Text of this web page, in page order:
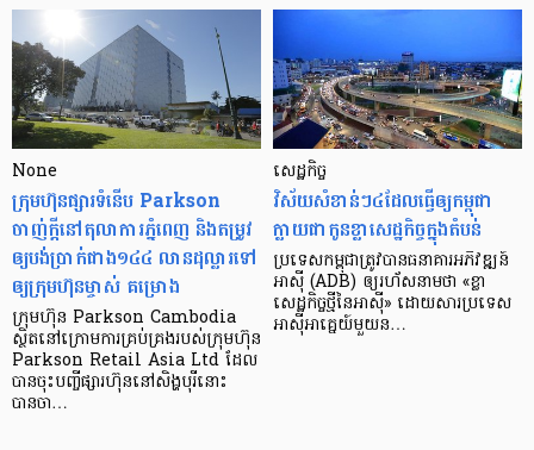
None
ក្រុមហ៊ុនផ្សារទំនើប Parkson
ចាញ់ក្ដីនៅតុលាការភ្នំពេញ និងតម្រូវ
ឲ្យបង់ប្រាក់ជាង១៤៤ លានដុល្លារទៅ
ឲ្យក្រុមហ៊ុនម្ចាស់ គម្រោង
ក្រុមហ៊ុន Parkson Cambodia
ស្ថិតនៅក្រោមការគ្រប់គ្រងរបស់ក្រុមហ៊ុន
Parkson Retail Asia Ltd ដែល
បានចុះបញ្ចីផ្សារហ៊ុននៅសិង្ហបុរីនោះ
បានចា…
សេដ្ឋកិច្ច​
វិស័យ​សំខាន់ៗ​៤​ដែល​ធ្វើ​ឲ្យ​កម្ពុជា​
ក្លាយ​ជា​កូន​ខ្លា​សេដ្ឋកិច្ច​ក្នុង​តំបន់
ប្រទេស​កម្ពុជា​ត្រូវ​បាន​ធនាគារ​អភិវឌ្ឍន៍​
អាស៊ី (ADB) ឲ្យ​រហ័ស​នាមថា «ខ្លា​
សេដ្ឋកិច្ច​ថ្មី​នៃ​អាស៊ី» ដោយសារ​ប្រទេស​
អាស៊ី​អាគ្នេយ៍​មួយ​ន…